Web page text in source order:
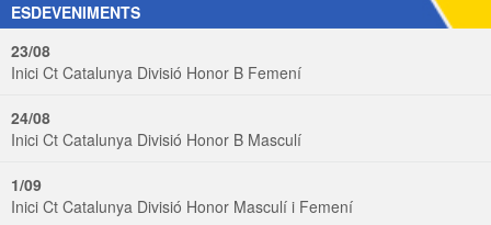
ESDEVENIMENTS
23/08
Inici Ct Catalunya Divisió Honor B Femení
24/08
Inici Ct Catalunya Divisió Honor B Masculí
1/09
Inici Ct Catalunya Divisió Honor Masculí i Femení